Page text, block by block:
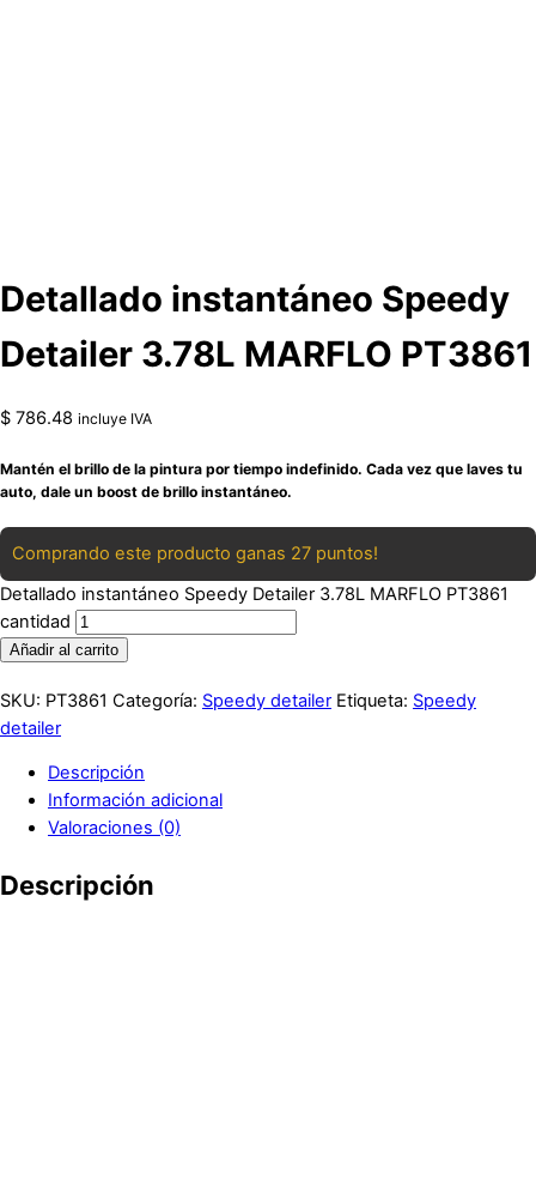
Detallado instantáneo Speedy
Detailer 3.78L MARFLO PT3861
$ 786.48 incluye IVA
Mantén el brillo de la pintura por tiempo indefinido. Cada vez que laves tu
auto, dale un boost de brillo instantáneo.
Comprando este producto ganas 27 puntos!
Detallado instantáneo Speedy Detailer 3.78L MARFLO PT3861
cantidad
Añadir al carrito
SKU: PT3861 Categoría: Speedy detailer Etiqueta: Speedy
detailer
Descripción
Información adicional
Valoraciones (0)
Descripción